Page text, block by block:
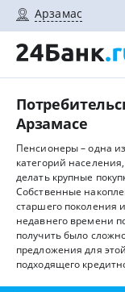
Арзамас
Арзамасе
Пенсионеры – одна
категорий
делать крупные
Собственные
старшего поколения
недавнего времени
получить было
предложения для
подходящего